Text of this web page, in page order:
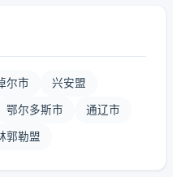
尔市 兴安盟
鄂尔多斯市 通辽市
郭勒盟